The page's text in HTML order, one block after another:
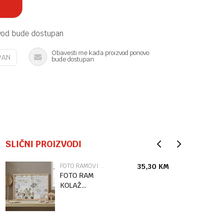
bude dostupan
Obavesti me kada proizvod ponovo
bude dostupan
SLIČNI PROIZVODI
FOTO RAMOVI I ALBUMI
FOTO RAM
KOLAŽ
35,30 KM